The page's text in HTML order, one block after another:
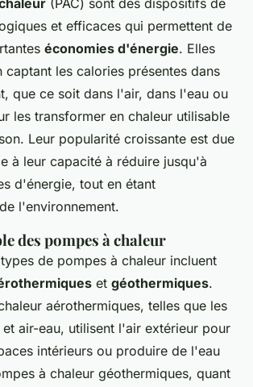
(PAC) sont des dispositifs de
et efficaces qui permettent de
économies d'énergie. Elles
captant les calories présentes dans
que ce soit dans l'air, dans l'eau ou
les transformer en chaleur utilisable
Leur popularité croissante est due
à leur capacité à réduire jusqu'à
d'énergie, tout en étant
l'environnement.
des pompes à chaleur
de pompes à chaleur incluent
et géothermiques.
aérothermiques, telles que les
air-eau, utilisent l'air extérieur pour
intérieurs ou produire de l'eau
à chaleur géothermiques, quant